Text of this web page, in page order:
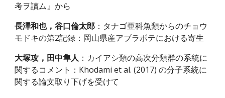
考ヲ讀ム』から
長澤和也，谷口倫太郎 ： タナゴ亜科魚類からのチョウ
モドキの第2記録：岡山県産アブラボテにおける寄生
大塚攻，田中隼人 ： カイアシ類の高次分類群の系統に
関するコメント：Khodami et al. (2017) の分子系統に
関する論文取り下げを受けて